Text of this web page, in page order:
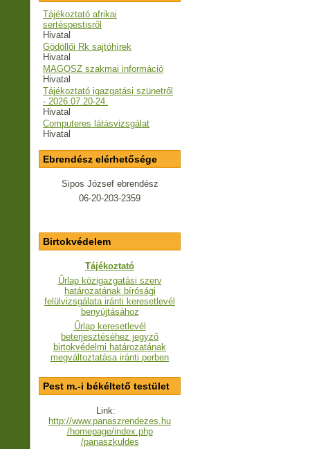
Tájékoztató afrikai
sertéspestisről
Hivatal
Gödöllői Rk sajtóhírek
Hivatal
MAGOSZ szakmai információ
Hivatal
Tájékoztató igazgatási szünetről
- 2026.07.20-24.
Hivatal
Computeres látásvizsgálat
Hivatal
Ebrendész elérhetősége
Sipos József ebrendész
06-20-203-2359
Birtokvédelem
Tájékoztató
Űrlap közigazgatási szerv
határozatának bírósági
felülvizsgálata iránti keresetlevél
benyújtásához
Űrlap keresetlevél
beterjesztéséhez jegyző
birtokvédelmi határozatának
megváltoztatása iránti perben
Pest m.-i békéltető testület
Link:
http://www.panaszrendezes.hu
/homepage/index.php
/panaszkuldes